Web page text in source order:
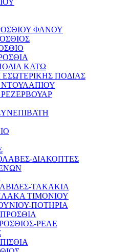
ΦΑΝΟΥ
ΚΑΤΩ
ΠΟΔΙΑΣ
ΔΙΑΚΟΠΤΕΣ
ΤΑΚΑΚΙΑ
ΤΙΜΟΝΙΟΥ
ΠΟΤΗΡΙΑ
ΡΕΛΕ